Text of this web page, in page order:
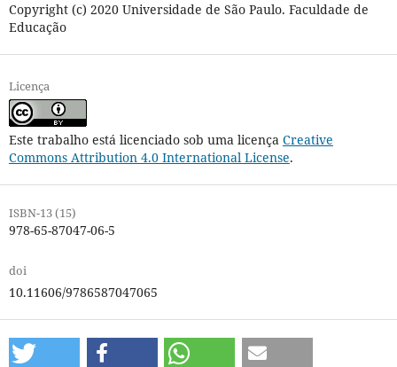
Copyright (c) 2020 Universidade de São Paulo. Faculdade de
Educação
Licença
Este trabalho está licenciado sob uma licença Creative
Commons Attribution 4.0 International License.
ISBN-13 (15)
978-65-87047-06-5
doi
10.11606/9786587047065